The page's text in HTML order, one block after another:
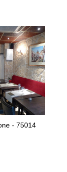
- 75014